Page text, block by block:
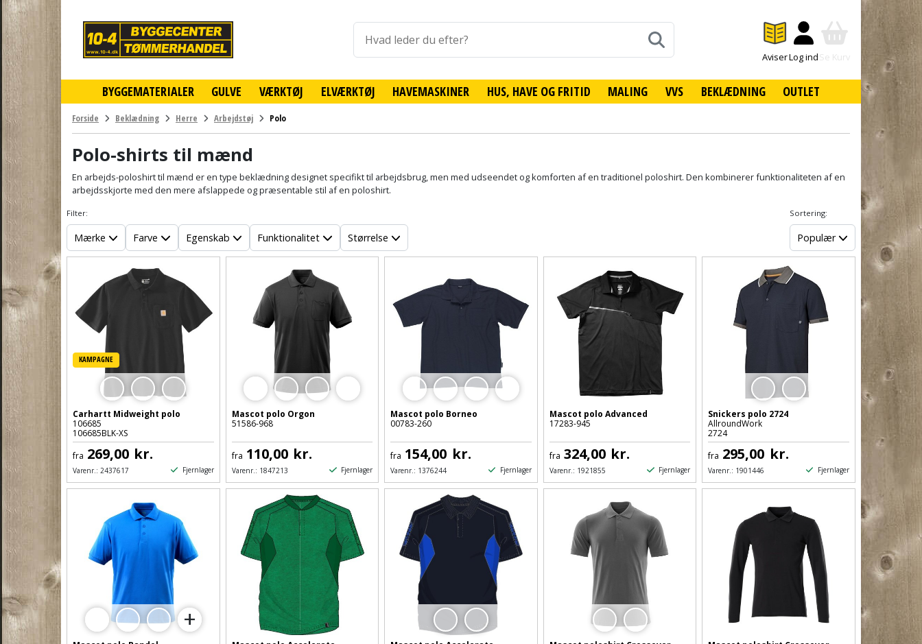
BYGGEMATERIALER GULVE VÆRKTØJ ELVÆRKTØJ HAVEMASKINER HUS, HAVE OG FRITID MALING VVS BEKLÆDNING OUTLET
online
byggemarked
og
tømmerhandel
-
og
AviserLog indSe Kurv
Forside Beklædning Herre Arbejdstøj Polo
Polo-shirts til mænd
En arbejds-poloshirt til mænd er en type beklædning designet specifikt til arbejdsbrug, men med udseendet og komforten af en traditionel poloshirt. Den kombinerer funktionaliteten af en
arbejdsskjorte med den mere afslappede og præsentable stil af en poloshirt.
Filter:
Mærke Farve Egenskab Funktionalitet Størrelse
Sortering:
Populær
KAMPAGNE
Carhartt Midweight polo
106685
106685BLK-XS
fra 269,00 kr.
Varenr.: 2437617 Fjernlager
Mascot polo Orgon
51586-968
fra 110,00 kr.
Varenr.: 1847213 Fjernlager
Mascot polo Borneo
00783-260
fra 154,00 kr.
Varenr.: 1376244 Fjernlager
Mascot polo Advanced
17283-945
fra 324,00 kr.
Varenr.: 1921855 Fjernlager
Snickers polo 2724
AllroundWork
2724
fra 295,00 kr.
Varenr.: 1901446 Fjernlager
+